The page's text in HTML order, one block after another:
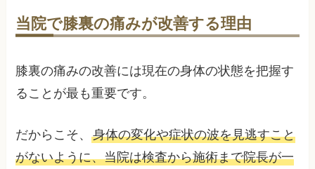
当院で膝裏の痛みが改善する理由
膝裏の痛みの改善には現在の身体の状態を把握す
ることが最も重要です。
だからこそ、身体の変化や症状の波を見逃すこと
がないように、当院は検査から施術まで院長が一